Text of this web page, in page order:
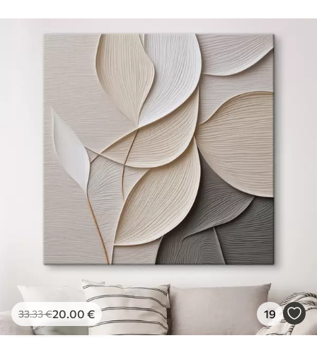
33.33€20.00 € 19